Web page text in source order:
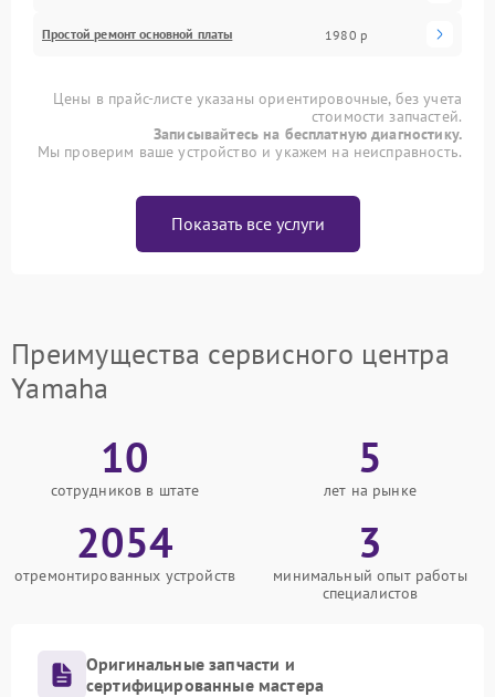
Простой ремонт основной платы 1980 р
Цены в прайс-листе указаны ориентировочные, без учета
стоимости запчастей.
Записывайтесь на бесплатную диагностику.
Мы проверим ваше устройство и укажем на неисправность.
Показать все услуги
Преимущества сервисного центра
Yamaha
10
сотрудников в штате
5
лет на рынке
2054
отремонтированных устройств
3
минимальный опыт работы
специалистов
Оригинальные запчасти и
сертифицированные мастера